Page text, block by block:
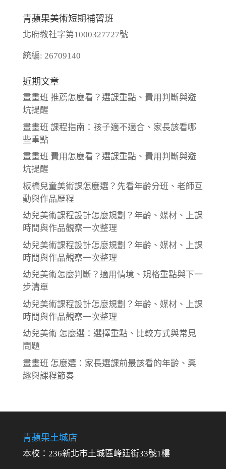
青蘋果美術短期補習班
北府教社字第1000327727號
統編: 26709140
近期文章
畫畫班 推薦怎麼看？選課重點、費用判斷與避
坑提醒
畫畫班 課程指南：孩子適不適合、家長該看哪
些重點
畫畫班 費用怎麼看？選課重點、費用判斷與避
坑提醒
板橋兒童美術課怎麼選？先看年齡分班、老師互
動與作品歷程
幼兒美術課程設計怎麼規劃？年齡、媒材、上課
時間與作品觀察一次整理
幼兒美術課程設計怎麼規劃？年齡、媒材、上課
時間與作品觀察一次整理
幼兒美術怎麼判斷？適用情境、規格重點與下一
步清單
幼兒美術課程設計怎麼規劃？年齡、媒材、上課
時間與作品觀察一次整理
幼兒美術 怎麼選：選擇重點、比較方式與常見
問題
畫畫班 怎麼選：家長選課前最該看的年齡、興
趣與課程節奏
青蘋果土城店
本校：236新北市土城區峰廷街33號1樓